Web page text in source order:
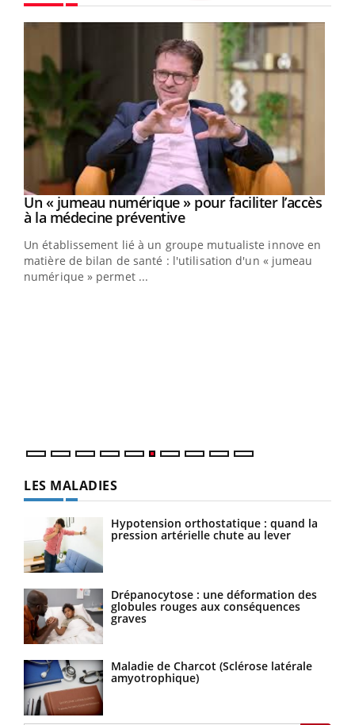
Youtube
Un « jumeau numérique » pour faciliter l’accès
à la médecine préventiveYoutube
Un établissement lié à un groupe mutualiste innove en
matière de bilan de santé : l'utilisation d'un « jumeau
numérique » permet ...
LES MALADIES
Hypotension orthostatique : quand la
pression artérielle chute au lever
Drépanocytose : une déformation des
globules rouges aux conséquences
graves
Maladie de Charcot (Sclérose latérale
amyotrophique)